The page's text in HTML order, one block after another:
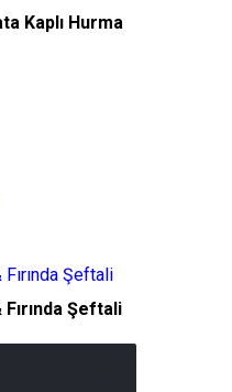
Kaplı Hurma
Şeftali